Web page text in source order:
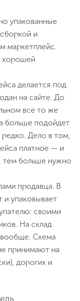
упакованные
и
маркетплейс.
хорошей
делается под
на сайте. До
все то же
больше подойдет
Дело в том,
платное — и
тем больше нужно
продавца. В
и упаковывает
своими
На склад
вообще. Схема
принимают на
дорогих и